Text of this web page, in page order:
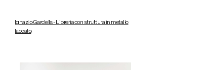
Ignazio Gardella - Libreria con struttura in metallo
laccato,